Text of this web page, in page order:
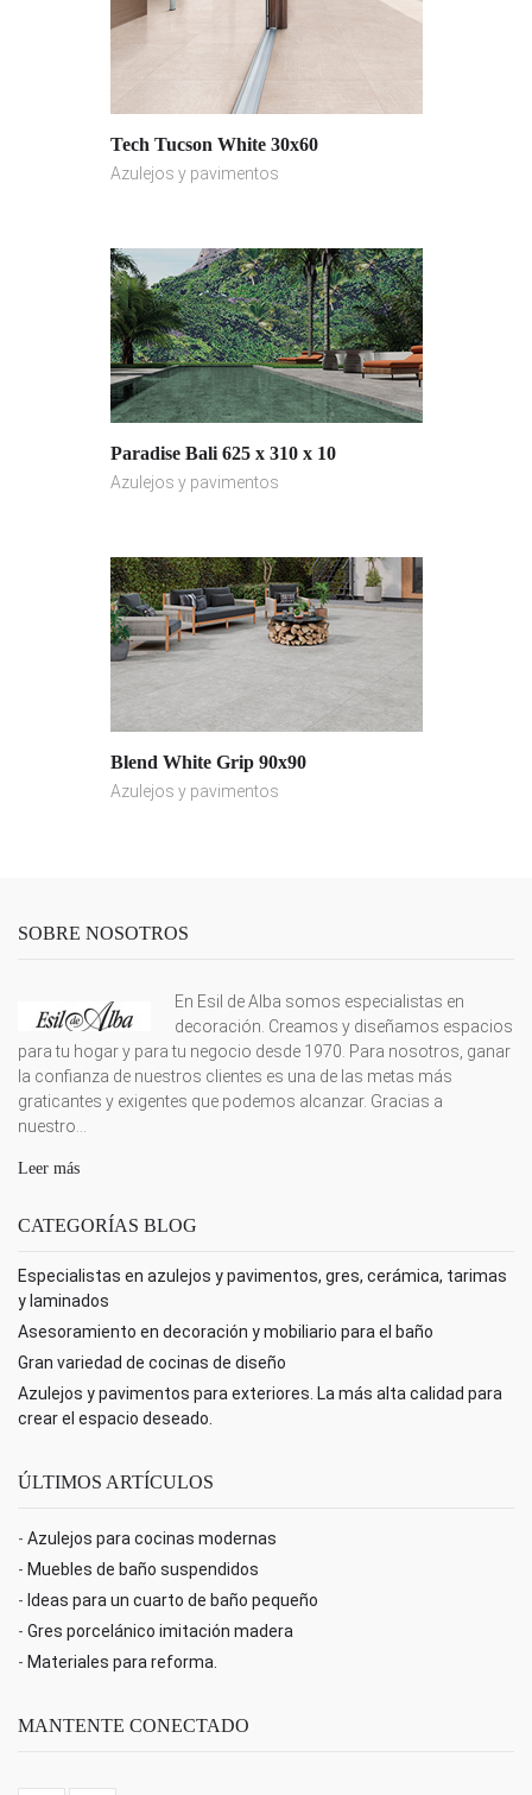
Tech Tucson White 30x60
Azulejos y pavimentos
Paradise Bali 625 x 310 x 10
Azulejos y pavimentos
Blend White Grip 90x90
Azulejos y pavimentos
SOBRE NOSOTROS
En Esil de Alba somos especialistas en
decoración. Creamos y diseñamos espacios
para tu hogar y para tu negocio desde 1970. Para nosotros, ganar
la confianza de nuestros clientes es una de las metas más
graticantes y exigentes que podemos alcanzar. Gracias a
nuestro...
Leer más
CATEGORÍAS BLOG
Especialistas en azulejos y pavimentos, gres, cerámica, tarimas
y laminados
Asesoramiento en decoración y mobiliario para el baño
Gran variedad de cocinas de diseño
Azulejos y pavimentos para exteriores. La más alta calidad para
crear el espacio deseado.
ÚLTIMOS ARTÍCULOS
- Azulejos para cocinas modernas
- Muebles de baño suspendidos
- Ideas para un cuarto de baño pequeño
- Gres porcelánico imitación madera
- Materiales para reforma.
MANTENTE CONECTADO